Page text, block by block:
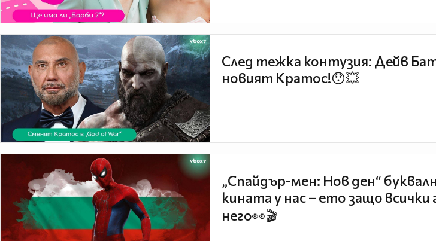
След тежка контузия: Дейв
новият Кратос!😯💥
„Спайдър-мен: Нов ден“
кината у нас – ето защо всички
него👀🎬